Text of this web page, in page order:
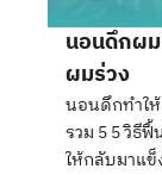
นอนดึกผม
ผมร่วง
นอนดึกทำให้
รวม 5 5 วิธี
ให้กลับมาแ